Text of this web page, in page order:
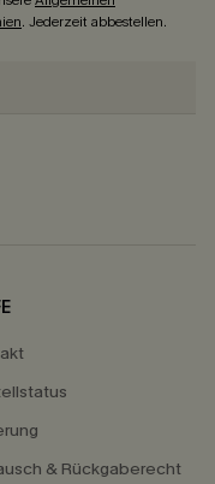
. Jederzeit abbestellen.
& Rückgaberecht